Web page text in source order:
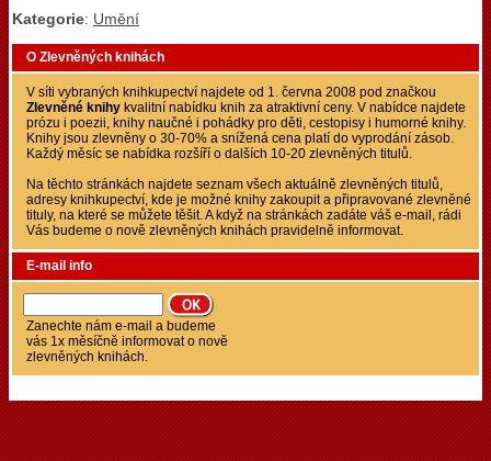
Kategorie: Umění
O Zlevněných knihách
V síti vybraných knihkupectví najdete od 1. června 2008 pod značkou
Zlevněné knihy kvalitní nabídku knih za atraktivní ceny. V nabídce najdete
prózu i poezii, knihy naučné i pohádky pro děti, cestopisy i humorné knihy.
Knihy jsou zlevněny o 30-70% a snížená cena platí do vyprodání zásob.
Každý měsíc se nabídka rozšíří o dalších 10-20 zlevněných titulů.
Na těchto stránkách najdete seznam všech aktuálně zlevněných titulů,
adresy knihkupectví, kde je možné knihy zakoupit a připravované zlevněné
tituly, na které se můžete těšit. A když na stránkách zadáte váš e-mail, rádi
Vás budeme o nově zlevněných knihách pravidelně informovat.
E-mail info
Zanechte nám e-mail a budeme
vás 1x měsíčně informovat o nově
zlevněných knihách.